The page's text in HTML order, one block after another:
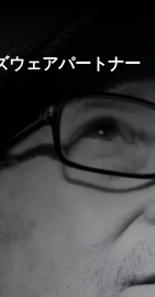
ウェアパートナー